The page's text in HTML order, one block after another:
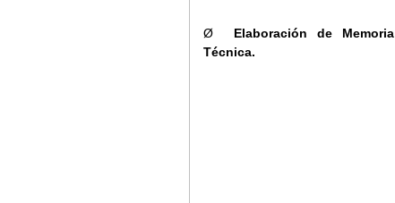
Ø Elaboración de Memoria
Técnica.